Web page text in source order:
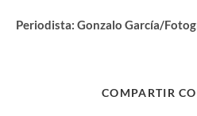
Periodista: Gonzalo García/
COMPARTIR